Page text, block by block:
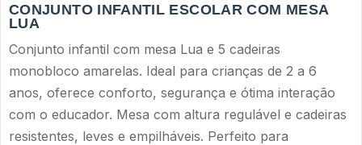
CONJUNTO INFANTIL ESCOLAR COM MESA
LUA
Conjunto infantil com mesa Lua e 5 cadeiras
monobloco amarelas. Ideal para crianças de 2 a 6
anos, oferece conforto, segurança e ótima interação
com o educador. Mesa com altura regulável e cadeiras
resistentes, leves e empilháveis. Perfeito para